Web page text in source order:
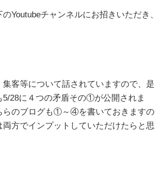
Youtubeチャンネルにお招きいただき、
客等について話されていますので、是
28に４つの矛盾その①が公開されま
らのブログも①～④を書いておきますの
方でインプットしていただけたらと思